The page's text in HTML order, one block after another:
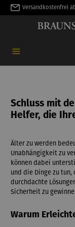
springen
Versandkostenfrei
Schluss mit
Helfer, die
Älter zu werden
Unabhängigkeit zu
können dabei
und die Dinge zu
durchdachte
Sicherheit zu
Warum